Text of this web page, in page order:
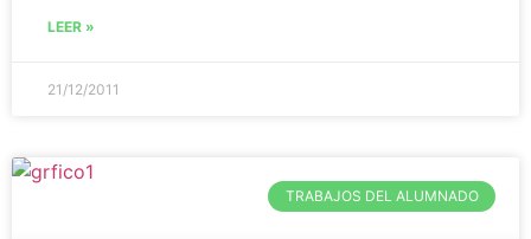
LEER »
21/12/2011
TRABAJOS DEL ALUMNADO